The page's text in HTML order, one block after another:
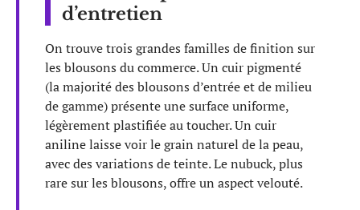
d’entretien
On trouve trois grandes familles de finition sur
les blousons du commerce. Un cuir pigmenté
(la majorité des blousons d’entrée et de milieu
de gamme) présente une surface uniforme,
légèrement plastifiée au toucher. Un cuir
aniline laisse voir le grain naturel de la peau,
avec des variations de teinte. Le nubuck, plus
rare sur les blousons, offre un aspect velouté.